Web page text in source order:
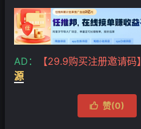
AD： 【29.9购买注册邀请码】
源
 赞(0)